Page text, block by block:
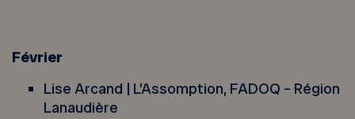
Février
Lise Arcand | L’Assomption, FADOQ – Région
Lanaudière